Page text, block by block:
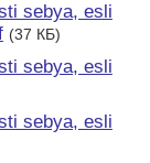
sebya, esli
(37 КБ)
sebya, esli
sebya, esli